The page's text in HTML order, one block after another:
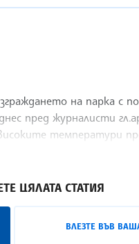
на парка с
пред журналисти
температури
ЦЯЛАТА СТАТИЯ
ВЛЕЗТЕ ВЪВ